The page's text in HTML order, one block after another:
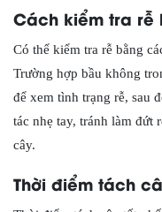
Cách kiểm tra rễ
Có thể kiểm tra rễ bằng
Trường hợp bầu không
để xem tình trạng rễ, sau
tác nhẹ tay, tránh làm đứt
cây.
Thời điểm tách